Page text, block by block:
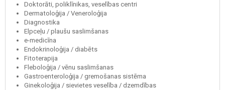
Doktorāti, poliklīnikas, veselības centri
Dermatoloģija / Veneroloģija
Diagnostika
Elpceļu / plaušu saslimšanas
e-medicīna
Endokrinoloģija / diabēts
Fitoterapija
Fleboloģija / vēnu saslimšanas
Gastroenteroloģija / gremošanas sistēma
Ginekoloģija / sievietes veselība / dzemdības